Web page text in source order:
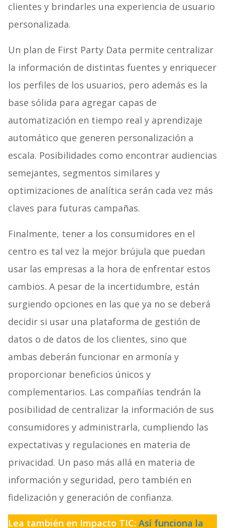
clientes y brindarles una experiencia de usuario
personalizada.
Un plan de First Party Data permite centralizar
la información de distintas fuentes y enriquecer
los perfiles de los usuarios, pero además es la
base sólida para agregar capas de
automatización en tiempo real y aprendizaje
automático que generen personalización a
escala. Posibilidades como encontrar audiencias
semejantes, segmentos similares y
optimizaciones de analítica serán cada vez más
claves para futuras campañas.
Finalmente, tener a los consumidores en el
centro es tal vez la mejor brújula que puedan
usar las empresas a la hora de enfrentar estos
cambios. A pesar de la incertidumbre, están
surgiendo opciones en las que ya no se deberá
decidir si usar una plataforma de gestión de
datos o de datos de los clientes, sino que
ambas deberán funcionar en armonía y
proporcionar beneficios únicos y
complementarios. Las compañías tendrán la
posibilidad de centralizar la información de sus
consumidores y administrarla, cumpliendo las
expectativas y regulaciones en materia de
privacidad. Un paso más allá en materia de
información y seguridad, pero también en
fidelización y generación de confianza.
Lea también en Impacto TIC: Así funciona la